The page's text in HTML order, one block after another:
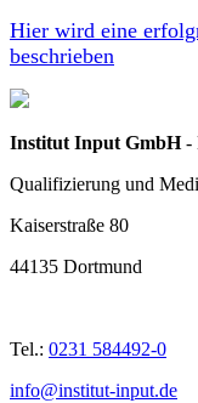
Hier wird eine
beschrieben
Institut Input GmbH-
Qualifizierung und
Kaiserstraße 80
44135 Dortmund
Tel.: 0231 584492-0
info@institut-input.de